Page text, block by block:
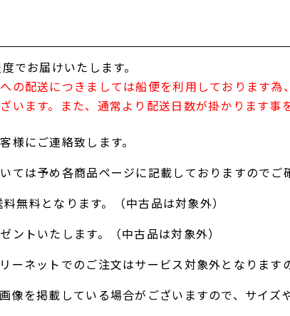
でお届けいたします。
の配送につきましては船便を利用しております為
います。また、通常より配送日数が掛かります事
にご連絡致します。
は予め各商品ページに記載しておりますのでご
料となります。（中古品は対象外）
トいたします。（中古品は対象外）
ネットでのご注文はサービス対象外となります
像を掲載している場合がございますので、サイズ